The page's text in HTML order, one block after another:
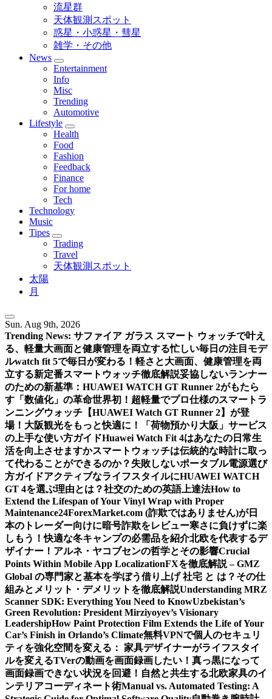
流星群
天体観測スポット
惑星・小惑星・彗星
雑学・その他
News
Entertainment
Info
Misc
Trending
Automotive
Lifestyle
Health
Food
Fashion
Feedback
Finance
For home
Tech
Technology
Music
Tipes
Trading
Travel
天体観測スポット
太陽
月
Sun. Aug 9th, 2026
Trending News: サファイア ガラス スマート ウォッチで叶え
る、軽量大画面と健康管理を両立する忙しい毎日の注目モデ
ルwatch fit 5で毎日が変わる！軽さと大画面、健康管理を両
立する新定番スマートウォッチ徹底解説妥協しないランナー
のための新基準：HUAWEI WATCH GT Runner 2がもたら
す「数値化」の革命世界初！超軽量でプロ仕様のスマートラ
ンニングウォッチ【HUAWEI Watch GT Runner 2】が登
場！ 大阪観光をもっと快適に！「荷物預かり大阪」サービス
の上手な使い方ガイドHuawei Watch Fit 4はあなたの日常生
活を向上させますかスマートウォッチは伝統的な時計に取っ
て代わることができるのか？ 失敗しないポータブル電源選び
方ガイドアクティブなライフスタイルにHUAWEI WATCH
GT 4を選ぶ理由とは？社交のための英語上達法How to
Extend the Lifespan of Your Vinyl Wrap with Proper
Maintenance24ForexMarket.com (詐欺ではありません)が日
本のトレーダー向けに暗号詐欺をレビュー寒さに負けずに楽
しもう！快適な冬キャンプの必需品を紹介北欧を代表するデ
ザイナー！アルネ・ヤコブセンの哲学とその影響Crucial
Points Within Mobile App LocalizationFXを徹底解説 – GMZ
Global の専門家と基本を学ぼう借り上げ 社宅 と は？その仕
組みとメリット・デメリットを徹底解説Understanding MRZ
Scanner SDK: Everything You Need to KnowUzbekistan’s
Green Revolution: President Mirziyoyev’s Visionary
LeadershipHow Paint Protection Film Extends the Life of Your
Car’s Finish in Orlando’s Climate無料VPNで個人のセキュリ
ティを強化空間を変える： 家具デザイナーがライフスタイ
ルを変えるTVerの動画を画面録画したい！真っ黒になって
画面録画できない状況を回避！ 自然と共生する北欧家具のイ
ンテリアコーディネート術Manual vs. Automated Testing: A